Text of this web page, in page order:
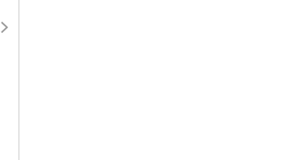
АКВА МЕНЮ Корм для рыб